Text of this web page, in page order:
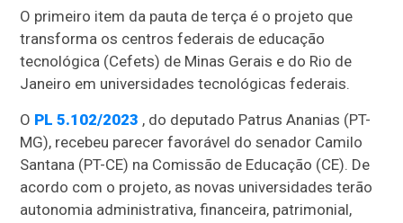
O primeiro item da pauta de terça é o projeto que
transforma os centros federais de educação
tecnológica (Cefets) de Minas Gerais e do Rio de
Janeiro em universidades tecnológicas federais.
O PL 5.102/2023 , do deputado Patrus Ananias (PT-
MG), recebeu parecer favorável do senador Camilo
Santana (PT-CE) na Comissão de Educação (CE). De
acordo com o projeto, as novas universidades terão
autonomia administrativa, financeira, patrimonial,